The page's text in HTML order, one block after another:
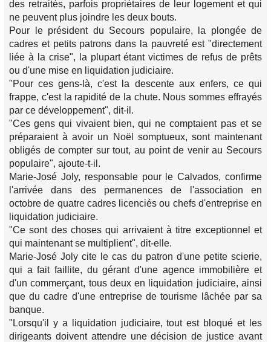
des retraités, parfois propriétaires de leur logement et qui
ne peuvent plus joindre les deux bouts.
Pour le président du Secours populaire, la plongée de
cadres et petits patrons dans la pauvreté est "directement
liée à la crise", la plupart étant victimes de refus de prêts
ou d'une mise en liquidation judiciaire.
"Pour ces gens-là, c'est la descente aux enfers, ce qui
frappe, c'est la rapidité de la chute. Nous sommes effrayés
par ce développement", dit-il.
"Ces gens qui vivaient bien, qui ne comptaient pas et se
préparaient à avoir un Noël somptueux, sont maintenant
obligés de compter sur tout, au point de venir au Secours
populaire", ajoute-t-il.
Marie-José Joly, responsable pour le Calvados, confirme
l'arrivée dans des permanences de l'association en
octobre de quatre cadres licenciés ou chefs d'entreprise en
liquidation judiciaire.
"Ce sont des choses qui arrivaient à titre exceptionnel et
qui maintenant se multiplient", dit-elle.
Marie-José Joly cite le cas du patron d'une petite scierie,
qui a fait faillite, du gérant d'une agence immobilière et
d'un commerçant, tous deux en liquidation judiciaire, ainsi
que du cadre d'une entreprise de tourisme lâchée par sa
banque.
"Lorsqu'il y a liquidation judiciaire, tout est bloqué et les
dirigeants doivent attendre une décision de justice avant